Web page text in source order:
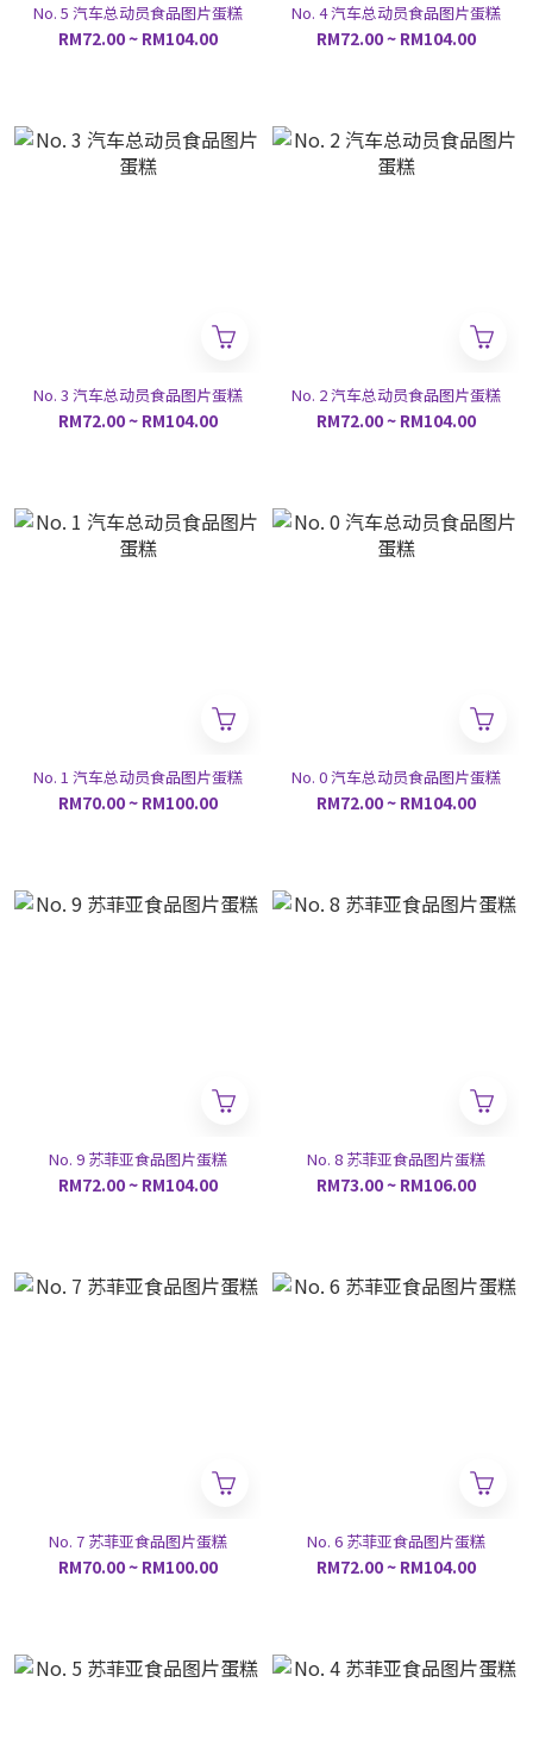
No. 5 汽车总动员食品图片蛋糕
RM72.00 ~ RM104.00
No. 4 汽车总动员食品图片蛋糕
RM72.00 ~ RM104.00
No. 3 汽车总动员食品图片蛋糕
RM72.00 ~ RM104.00
No. 2 汽车总动员食品图片蛋糕
RM72.00 ~ RM104.00
No. 1 汽车总动员食品图片蛋糕
RM70.00 ~ RM100.00
No. 0 汽车总动员食品图片蛋糕
RM72.00 ~ RM104.00
No. 9 苏菲亚食品图片蛋糕
RM72.00 ~ RM104.00
No. 8 苏菲亚食品图片蛋糕
RM73.00 ~ RM106.00
No. 7 苏菲亚食品图片蛋糕
RM70.00 ~ RM100.00
No. 6 苏菲亚食品图片蛋糕
RM72.00 ~ RM104.00